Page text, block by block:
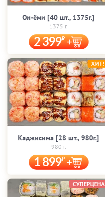
Он-ёми [40 шт., 1375г.]
1375 г.
2 399
Каджисима [28 шт., 980г.]
980 г.
1 899
ХИТ!
СУПЕРЦЕНА